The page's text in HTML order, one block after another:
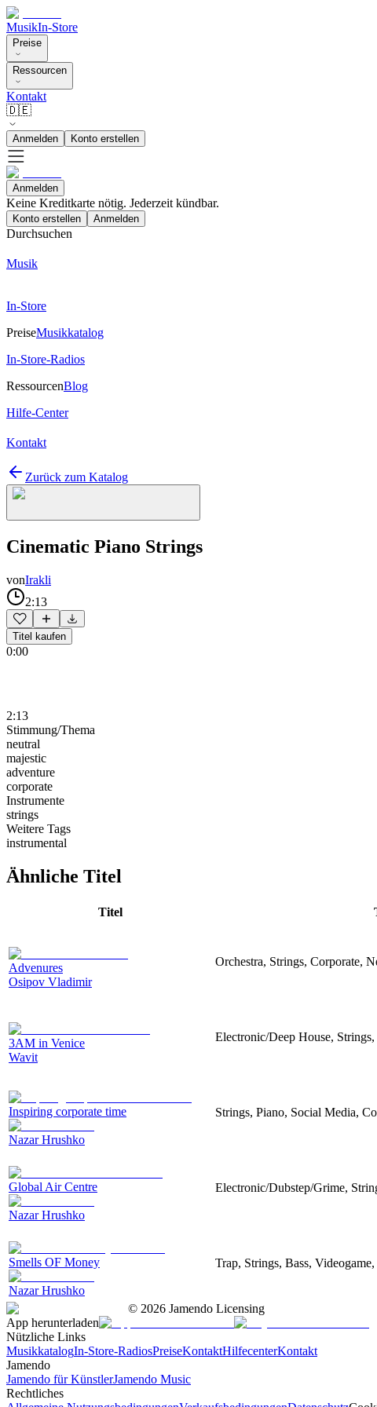
MusikIn-Store
Preise
Ressourcen
Kontakt
🇩🇪
Anmelden Konto erstellen
Anmelden
Keine Kreditkarte nötig. Jederzeit kündbar.
Konto erstellen Anmelden
Durchsuchen
Musik
In-Store
PreiseMusikkatalog
In-Store-Radios
RessourcenBlog
Hilfe-Center
Kontakt
Zurück zum Katalog
Cinematic Piano Strings
vonIrakli
2:13
Titel kaufen
0:00
2:13
Stimmung/Thema
neutral
majestic
adventure
corporate
Instrumente
strings
Weitere Tags
instrumental
Ähnliche Titel
Titel
Advenures
Osipov Vladimir
Orchestra, Strings, Corporate,
3AM in Venice
Wavit
Electronic/Deep House,
Inspiring corporate time
Nazar Hrushko
Strings, Piano, Social Media,
Global Air Centre
Nazar Hrushko
Electronic/Dubstep/Grime,
Smells OF Money
Nazar Hrushko
Trap, Strings, Bass,
© 2026 Jamendo Licensing
App herunterladen
Nützliche Links
MusikkatalogIn-Store-RadiosPreiseKontaktHilfecenterKontakt
Jamendo
Jamendo für KünstlerJamendo Music
Rechtliches